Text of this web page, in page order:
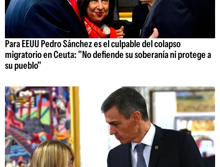
Para EEUU Pedro Sánchez es el culpable del colapso
migratorio en Ceuta: "No defiende su soberanía ni protege a
su pueblo"